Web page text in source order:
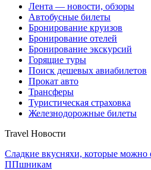
Лента — новости, обзоры
Автобусные билеты
Бронирование круизов
Бронирование отелей
Бронирование экскурсий
Горящие туры
Поиск дешевых авиабилетов
Прокат авто
Трансферы
Туристическая страховка
Железнодорожные билеты
Travel Новости
Сладкие вкусняхи, которые можно
ППшникам